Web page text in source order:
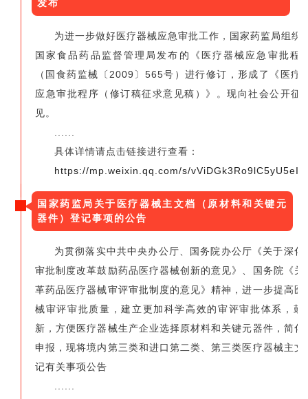
发布
为进一步做好医疗器械应急审批工作，国家药监局组织
国家食品药品监督管理局发布的《医疗器械应急审批程
（国食药监械〔2009〕565号）进行修订，形成了《医疗
应急审批程序（修订稿征求意见稿）》。现向社会公开征
见。
具体详情请点击链接进行查看：
https://mp.weixin.qq.com/s/
国家药监局关于医疗器械主文档（原材料和关键元
器件）登记事项的公告
为贯彻落实中共中央办公厅、国务院办公厅《关于深化
审批制度改革鼓励药品医疗器械创新的意见》、国务院《关
革药品医疗器械审评审批制度的意见》精神，进一步提高医
械审评审批质量，建立更加科学高效的审评审批体系，鼓
新，方便医疗器械生产企业选择原材料和关键元器件，简化
申报，现将境内第三类和进口第二类、第三类医疗器械主文
记有关事项公告